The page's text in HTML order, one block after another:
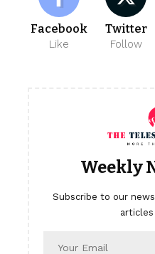
Facebook
Like
Twitter
Follow
Weekly
Subscribe to our